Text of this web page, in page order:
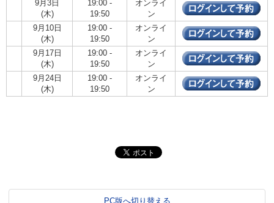
9月3日
(木)
19:00 -
19:50
オンライ
ン
9月10日
(木)
19:00 -
19:50
オンライ
ン
9月17日
(木)
19:00 -
19:50
オンライ
ン
9月24日
(木)
19:00 -
19:50
オンライ
ン
PC版へ切り替える